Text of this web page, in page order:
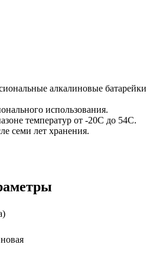
алкалиновые батарейки
использования.
температур от -20С до 54С.
семи лет хранения.